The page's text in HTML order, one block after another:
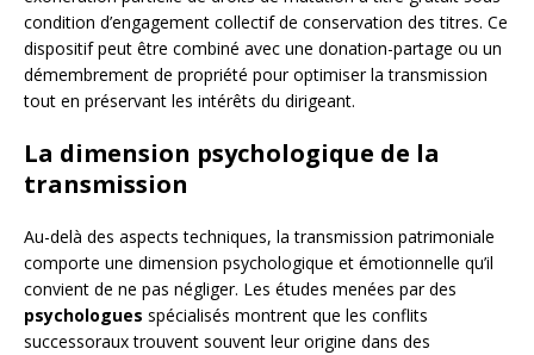
condition d’engagement collectif de conservation des titres. Ce
dispositif peut être combiné avec une donation-partage ou un
démembrement de propriété pour optimiser la transmission
tout en préservant les intérêts du dirigeant.
La dimension psychologique de la
transmission
Au-delà des aspects techniques, la transmission patrimoniale
comporte une dimension psychologique et émotionnelle qu’il
convient de ne pas négliger. Les études menées par des
psychologues spécialisés montrent que les conflits
successoraux trouvent souvent leur origine dans des